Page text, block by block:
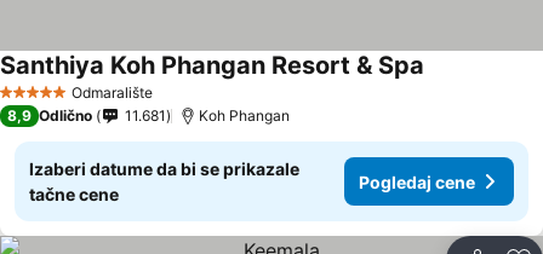
5 ZvezdiceOdmaralište
Santhiya Koh Phangan Resort & Spa
8,9 Odlično 11.681 Koh Phangan
Izaberi datume da bi se prikazale
tačne cene
Pogledaj cene